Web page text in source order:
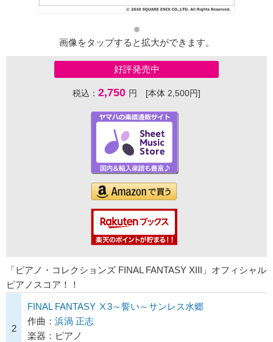
画像をタップすると拡大ができます。
好評発売中
税込： 2,750 円 [本体 2,500円]
「ピアノ・コレクションズ FINAL FANTASY XIII」オフィシャル
ピアノスコア！！
2
FINAL FANTASY Ⅹ3～誓い～サンレス水郷
作曲： 浜渦 正志
楽器：ピアノ